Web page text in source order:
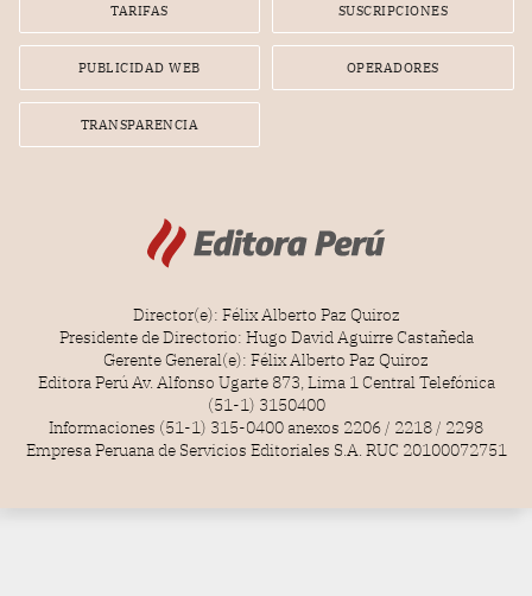
TARIFAS SUSCRIPCIONES
PUBLICIDAD WEB OPERADORES
TRANSPARENCIA
Director(e): Félix Alberto Paz Quiroz
Presidente de Directorio: Hugo David Aguirre Castañeda
Gerente General(e): Félix Alberto Paz Quiroz
Editora Perú Av. Alfonso Ugarte 873, Lima 1 Central Telefónica
(51-1) 3150400
Informaciones (51-1) 315-0400 anexos 2206 / 2218 / 2298
Empresa Peruana de Servicios Editoriales S.A. RUC 20100072751